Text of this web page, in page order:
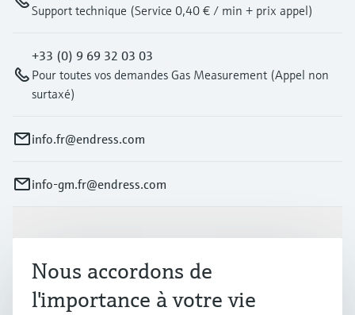
Support technique (Service 0,40 € / min + prix appel)
+33 (0) 9 69 32 03 03
Pour toutes vos demandes Gas Measurement (Appel non
surtaxé)
info.fr@endress.com
info-gm.fr@endress.com
Produits et services
Industries
Nous accordons de
l'importance à votre vie